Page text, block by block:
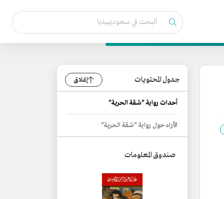
جدول المحتويات إغلاق
أحداث رواية "شقة الحرية"
الآراء حول رواية "شقة الحرية"
صندوق المعلومات